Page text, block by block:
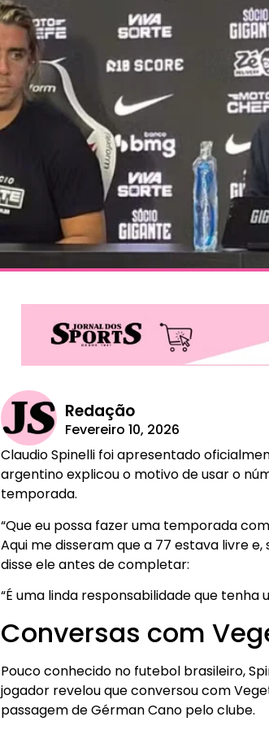
Redação
Fevereiro 10, 2026
Claudio Spinelli foi apresentado
argentino explicou o motivo de usar o
temporada.
“Que eu possa fazer uma temporada
Aqui me disseram que a 77 estava livre
disse ele antes de completar:
“É uma linda responsabilidade que tenha
Conversas com
Pouco conhecido no futebol brasileiro,
jogador revelou que conversou com
passagem de Gérman Cano pelo clube.